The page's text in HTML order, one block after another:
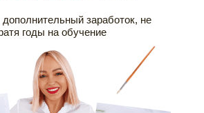
дополнительный заработок, не
годы на обучение